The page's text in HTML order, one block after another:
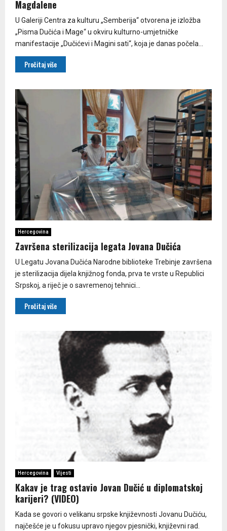
Magdalene
U Galeriji Centra za kulturu „Semberija“ otvorena je izložba
„Pisma Dučića i Mage“ u okviru kulturno-umjetničke
manifestacije „Dučićevi i Magini sati“, koja je danas počela...
Pročitaj više
Hercegovina
Završena sterilizacija legata Jovana Dučića
U Legatu Jovana Dučića Narodne biblioteke Trebinje završena
je sterilizacija dijela knjižnog fonda, prva te vrste u Republici
Srpskoj, a riječ je o savremenoj tehnici...
Pročitaj više
Hercegovina Vijesti
Kakav je trag ostavio Јovan Dučić u diplomatskoj
karijeri? (VIDEO)
Kada se govori o velikanu srpske književnosti Јovanu Dučiću,
najčešće je u fokusu upravo njegov pjesnički, književni rad.